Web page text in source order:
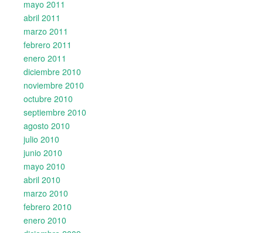
mayo 2011
abril 2011
marzo 2011
febrero 2011
enero 2011
diciembre 2010
noviembre 2010
octubre 2010
septiembre 2010
agosto 2010
julio 2010
junio 2010
mayo 2010
abril 2010
marzo 2010
febrero 2010
enero 2010